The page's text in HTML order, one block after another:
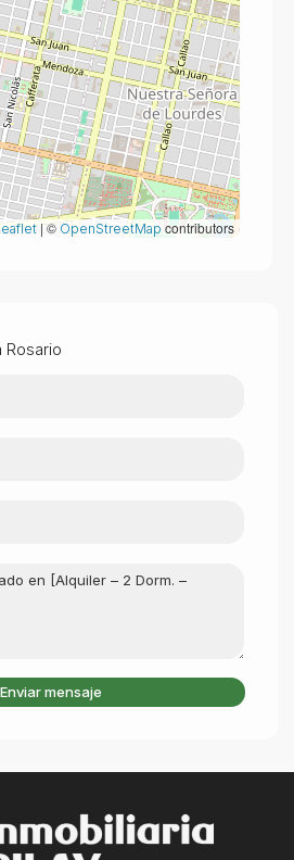
|© OpenStreetMapcontributors
Rosario
Enviar mensaje